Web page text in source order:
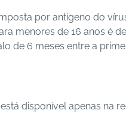
por antígeno do
menores de 16 anos é
de 6 meses entre a
está disponível apenas na